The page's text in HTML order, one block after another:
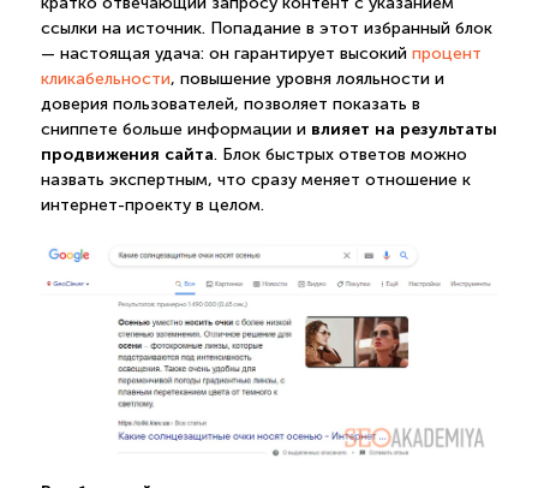
ссылки на источник. Попадание в этот избранный блок
— настоящая удача: он гарантирует высокий процент
кликабельности, повышение уровня лояльности и
доверия пользователей, позволяет показать в
сниппете больше информации и влияет на результаты
продвижения сайта. Блок быстрых ответов можно
назвать экспертным, что сразу меняет отношение к
интернет-проекту в целом.